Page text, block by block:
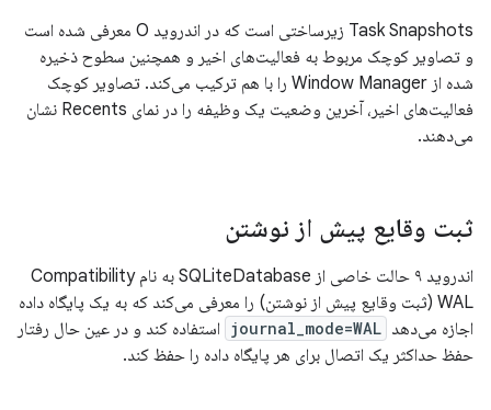
Task Snapshots زیرساختی است که در اندروید O معرفی شده است
و تصاویر کوچک مربوط به فعالیت‌های اخیر و همچنین سطوح ذخیره
شده از Window Manager را با هم ترکیب می‌کند. تصاویر کوچک
فعالیت‌های اخیر، آخرین وضعیت یک وظیفه را در نمای Recents نشان
می‌دهند.
ثبت وقایع پیش از نوشتن
اندروید ۹ حالت خاصی از SQLiteDatabase به نام Compatibility
WAL (ثبت وقایع پیش از نوشتن) را معرفی می‌کند که به یک پایگاه داده
اجازه می‌دهد journal_mode=WAL استفاده کند و در عین حال رفتار
حفظ حداکثر یک اتصال برای هر پایگاه داده را حفظ کند.